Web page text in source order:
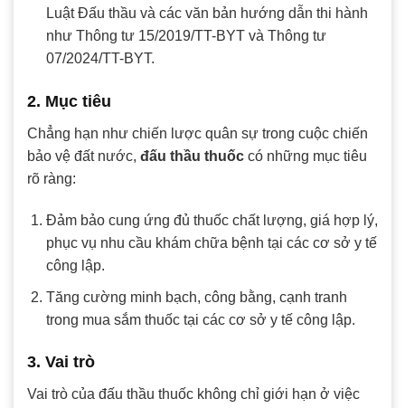
Luật Đấu thầu và các văn bản hướng dẫn thi hành
như Thông tư 15/2019/TT-BYT và Thông tư
07/2024/TT-BYT.
2. Mục tiêu
Chẳng hạn như chiến lược quân sự trong cuộc chiến
bảo vệ đất nước, đấu thầu thuốc có những mục tiêu
rõ ràng:
Đảm bảo cung ứng đủ thuốc chất lượng, giá hợp lý,
phục vụ nhu cầu khám chữa bệnh tại các cơ sở y tế
công lập.
Tăng cường minh bạch, công bằng, cạnh tranh
trong mua sắm thuốc tại các cơ sở y tế công lập.
3. Vai trò
Vai trò của đấu thầu thuốc không chỉ giới hạn ở việc